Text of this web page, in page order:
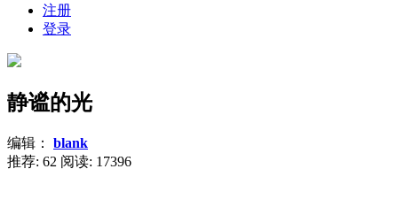
注册
登录
静谧的光
编辑： blank
推荐: 62 阅读: 17396